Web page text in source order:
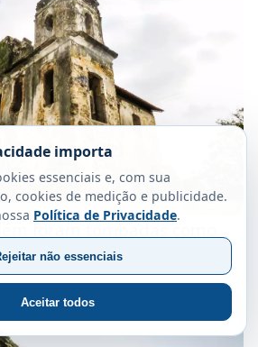
foram tombadas como
estadual em 1993.
importa
essenciais e, com sua
cookies de medição e publicidade.
Política de Privacidade.
Aceitar todos
não essenciais